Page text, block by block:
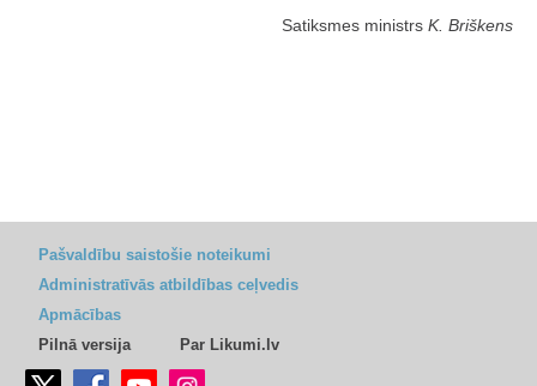
Satiksmes ministrs K. Briškens
Pašvaldību saistošie noteikumi
Administratīvās atbildības ceļvedis
Apmācības
Pilnā versija
Par Likumi.lv